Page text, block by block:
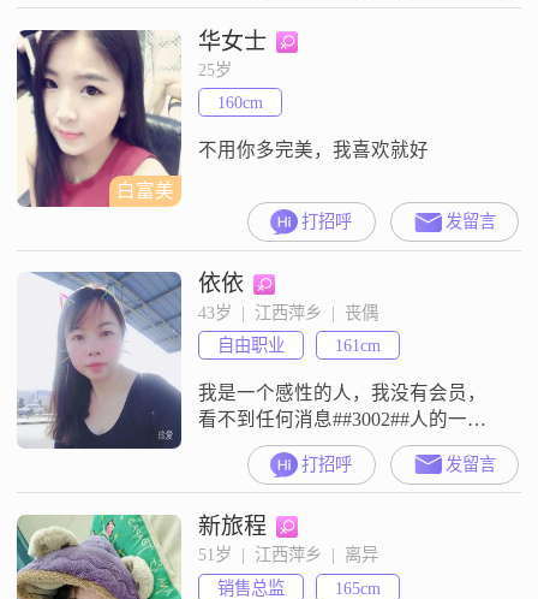
落落大方有素质善良的梨形身材朋
友##3002##
白富美
华女士
25岁
160cm
不用你多完美，我喜欢就好
打招呼 发留言
依依
43岁  |  江西萍乡  |  丧偶
自由职业
161cm
我是一个感性的人，我没有会员，
看不到任何消息##3002##人的一生
是多么的短暂，我们愿把美好留给
未来的道路，要做就做最好，别让
自己留下遗憾##3002##
打招呼 发留言
新旅程
51岁  |  江西萍乡  |  离异
销售总监
165cm